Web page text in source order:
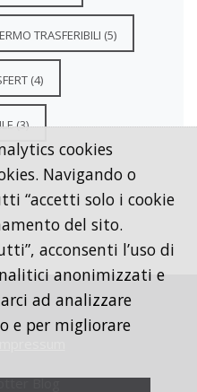
cookies
Navigando o
“accetti solo i cookie
del sito.
acconsenti l’uso di
anonimizzati e
ad analizzare
e per migliorare
TRASFERIBILI (5)
(4)
(3)
Blog